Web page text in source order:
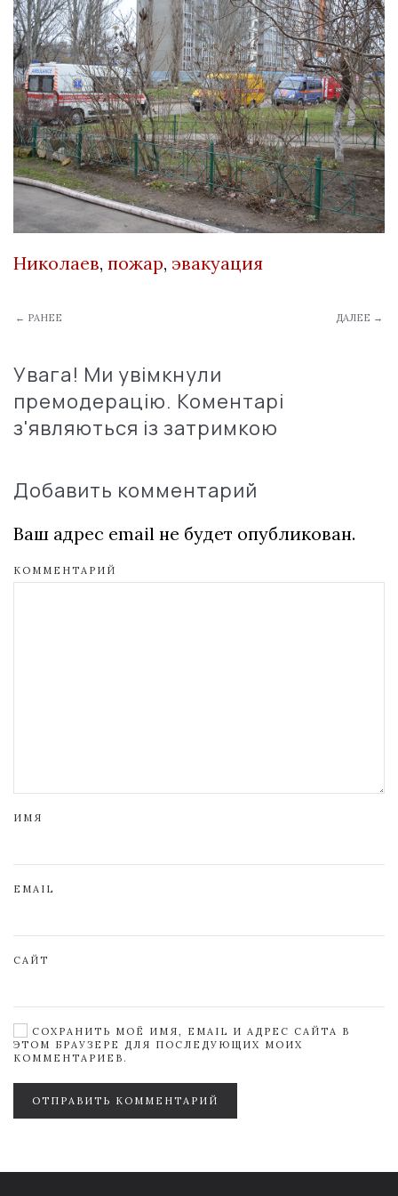
Николаев, пожар, эвакуация
← РАНЕЕ ДАЛЕЕ →
Увага! Ми увімкнули
премодерацію. Коментарі
з'являються із затримкою
Добавить комментарий
Ваш адрес email не будет опубликован.
КОММЕНТАРИЙ
ИМЯ
EMAIL
САЙТ
СОХРАНИТЬ МОЁ ИМЯ, EMAIL И АДРЕС САЙТА В
ЭТОМ БРАУЗЕРЕ ДЛЯ ПОСЛЕДУЮЩИХ МОИХ
КОММЕНТАРИЕВ.
ОТПРАВИТЬ КОММЕНТАРИЙ